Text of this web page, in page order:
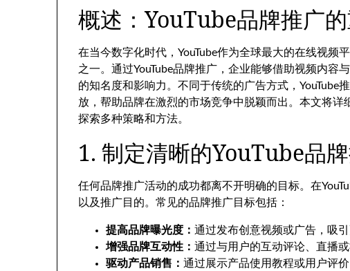
概述：YouTube品牌推广
在当今数字化时代，YouTube作为全球最大的在线视频
之一。通过YouTube品牌推广，企业能够借助视频内容
的知名度和影响力。不同于传统的广告方式，YouTube
放，帮助品牌在激烈的市场竞争中脱颖而出。本文将详
探索多种策略和方法。
1. 制定清晰的YouTube品
任何品牌推广活动的成功都离不开明确的目标。在
以及推广目的。常见的品牌推广目标包括：
提高品牌曝光度： 通过发布创意视频或广告，吸
增强品牌互动性： 通过与用户的互动评论、直播
驱动产品销售： 通过展示产品使用教程或用户评